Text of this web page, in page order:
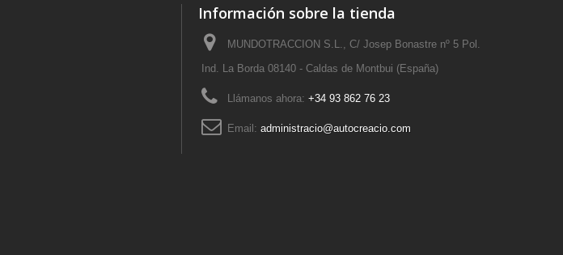
Información sobre la tienda
MUNDOTRACCION S.L., C/ Josep Bonastre nº 5 Pol.
Ind. La Borda 08140 - Caldas de Montbui (España)
Llámanos ahora: +34 93 862 76 23
Email: administracio@autocreacio.com